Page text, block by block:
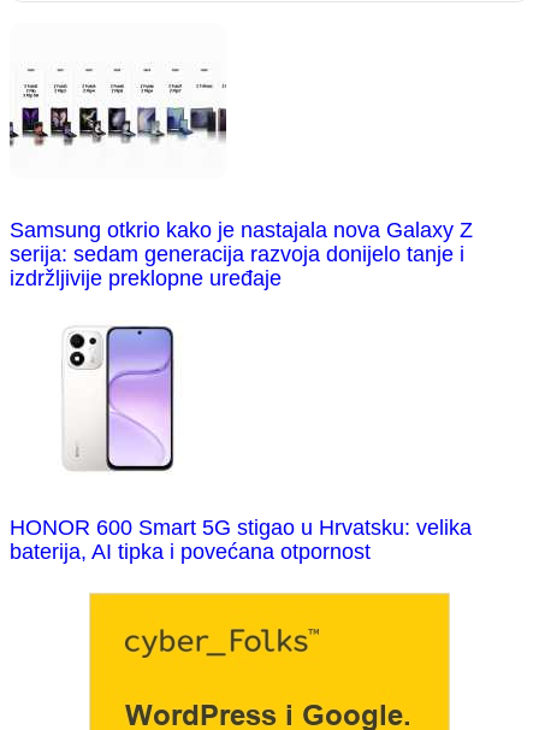
Samsung otkrio kako je nastajala nova Galaxy Z
serija: sedam generacija razvoja donijelo tanje i
izdržljivije preklopne uređaje
HONOR 600 Smart 5G stigao u Hrvatsku: velika
baterija, AI tipka i povećana otpornost